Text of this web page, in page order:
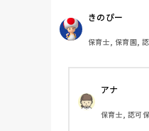
私が主担任、もう
生は他にもクラス
で精一杯です。
私がその子の対
ってしまい、ク
に興奮状態とな
す。
何か少しでも良い
きのぴー
保育士, 保育園,
アナ
保育士, 認可